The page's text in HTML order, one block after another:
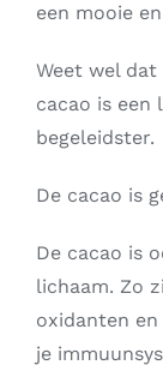
een mooie
Weet wel dat
cacao is een
begeleidster.
De cacao is
De cacao is
lichaam. Zo
oxidanten
je